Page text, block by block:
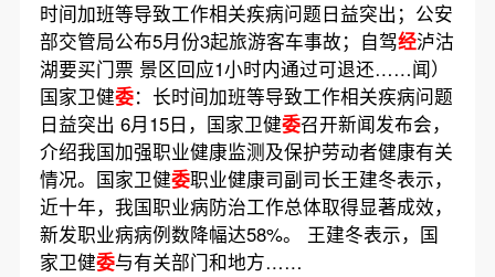
时间加班等导致工作相关疾病问题日益突出；公安
部交管局公布5月份3起旅游客车事故；自驾经泸沽
湖要买门票 景区回应1小时内通过可退还……闻）
国家卫健委：长时间加班等导致工作相关疾病问题
日益突出 6月15日，国家卫健委召开新闻发布会，
介绍我国加强职业健康监测及保护劳动者健康有关
情况。国家卫健委职业健康司副司长王建冬表示，
近十年，我国职业病防治工作总体取得显著成效，
新发职业病病例数降幅达58%。 王建冬表示，国
家卫健委与有关部门和地方……